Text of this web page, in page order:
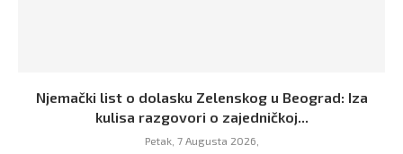
Njemački list o dolasku Zelenskog u Beograd: Iza
kulisa razgovori o zajedničkoj...
Petak, 7 Augusta 2026,